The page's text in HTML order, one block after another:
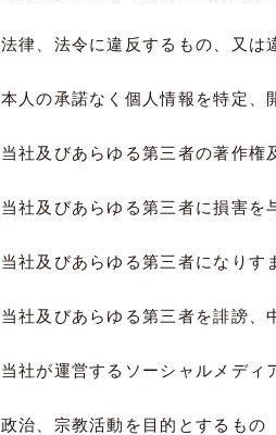
法律、法令に違反するもの、又は
本人の承諾なく個人情報を特定、
当社及びあらゆる第三者の著作
当社及びあらゆる第三者に損害を
当社及びあらゆる第三者になりす
当社及びあらゆる第三者を誹謗
当社が運営するソーシャルメディ
政治、宗教活動を目的とするもの